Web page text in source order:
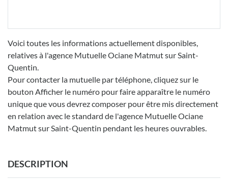
Voici toutes les informations actuellement disponibles,
relatives à l'agence Mutuelle Ociane Matmut sur Saint-
Quentin.
Pour contacter la mutuelle par téléphone, cliquez sur le
bouton Afficher le numéro pour faire apparaître le numéro
unique que vous devrez composer pour être mis directement
en relation avec le standard de l'agence Mutuelle Ociane
Matmut sur Saint-Quentin pendant les heures ouvrables.
DESCRIPTION